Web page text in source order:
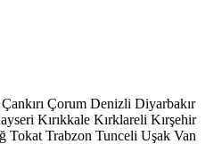
Çankırı Çorum Denizli Diyarbakır
Kırıkkale Kırklareli Kırşehir
Tokat Trabzon Tunceli Uşak Van